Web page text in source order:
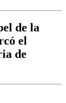
de la
el
de